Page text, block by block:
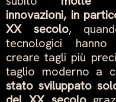
innovazioni, in
XX secolo,
tecnologici
creare tagli più
taglio moderno a
stato sviluppato